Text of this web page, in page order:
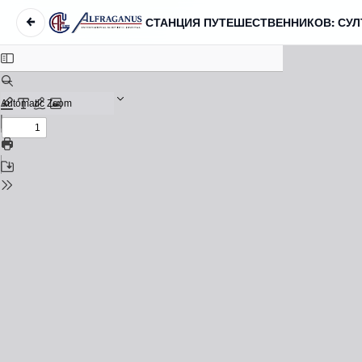
←
Вернуться к Подробностям о статье
СТАНЦИЯ ПУТЕШЕСТВЕННИКОВ: